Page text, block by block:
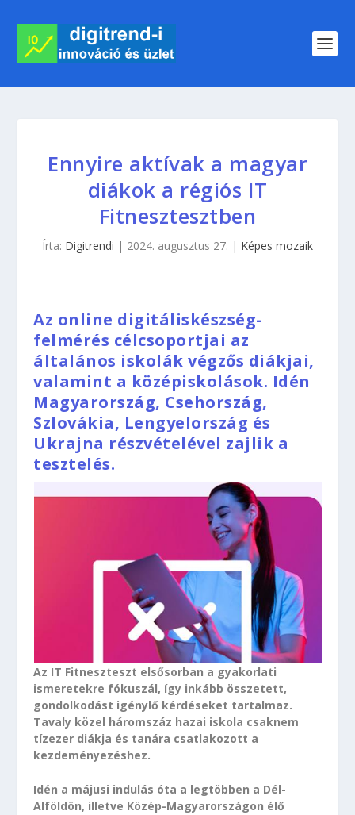
Ennyire aktívak a magyar
diákok a régiós IT
Fitnesztesztben
Írta: Digitrendi | 2024. augusztus 27. | Képes mozaik
Az online digitáliskészség-
felmérés célcsoportjai az
általános iskolák végzős diákjai,
valamint a középiskolások. Idén
Magyarország, Csehország,
Szlovákia, Lengyelország és
Ukrajna részvételével zajlik a
tesztelés.
Az IT Fitneszteszt elsősorban a gyakorlati
ismeretekre fókuszál, így inkább összetett,
gondolkodást igénylő kérdéseket tartalmaz.
Tavaly közel háromszáz hazai iskola csaknem
tízezer diákja és tanára csatlakozott a
kezdeményezéshez.
Idén a májusi indulás óta a legtöbben a Dél-
Alföldön, illetve Közép-Magyarországon élő